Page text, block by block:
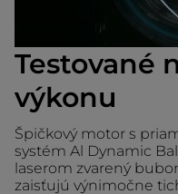
Testované
výkonu
Špičkový motor s
systém Al Dynamic
laserom zvarený
zaisťujú výnimočne